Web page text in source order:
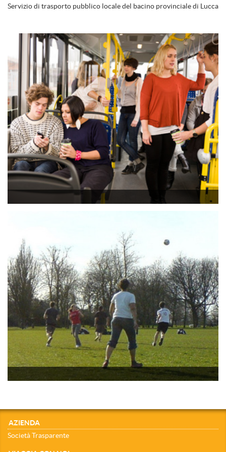
Servizio di trasporto pubblico locale del bacino provinciale di Lucca
AZIENDA
Società Trasparente